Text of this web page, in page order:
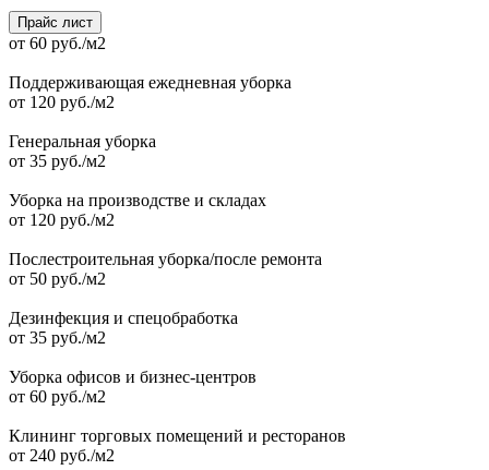
Прайс лист
от 60 руб./м2
Поддерживающая ежедневная уборка
от 120 руб./м2
Генеральная уборка
от 35 руб./м2
Уборка на производстве и складах
от 120 руб./м2
Послестроительная уборка/после ремонта
от 50 руб./м2
Дезинфекция и спецобработка
от 35 руб./м2
Уборка офисов и бизнеc-центров
от 60 руб./м2
Клининг торговых помещений и ресторанов
от 240 руб./м2